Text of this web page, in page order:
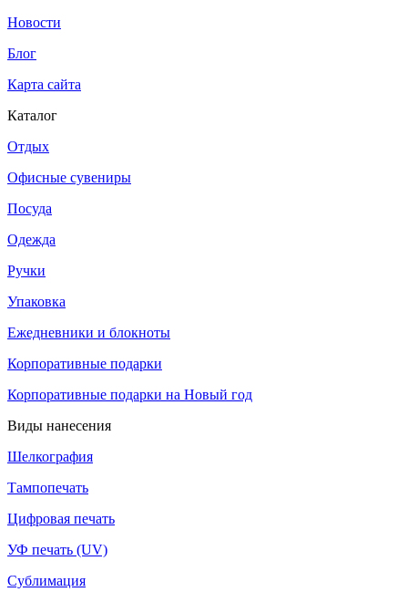
Новости
Блог
Карта сайта
Каталог
Отдых
Офисные сувениры
Посуда
Одежда
Ручки
Упаковка
Ежедневники и блокноты
Корпоративные подарки
Корпоративные подарки на Новый год
Виды нанесения
Шелкография
Тампопечать
Цифровая печать
УФ печать (UV)
Сублимация